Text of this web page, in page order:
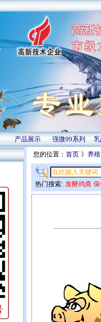
产品展示 强微99系列
您的位置： 首页 》 养
热门搜索: 发酵鸡粪